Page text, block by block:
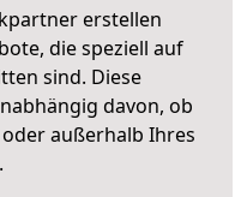
erstellen
die speziell auf
sind. Diese
davon, ob
außerhalb Ihres